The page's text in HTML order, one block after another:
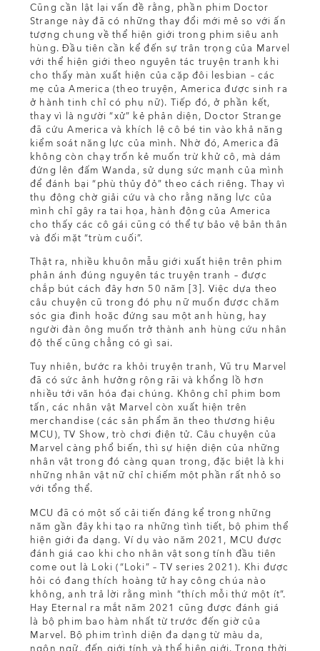
Cũng cần lật lại vấn đề rằng, phần phim Doctor
Strange này đã có những thay đổi mới mẻ so với ấn
tượng chung về thể hiện giới trong phim siêu anh
hùng. Đầu tiên cần kể đến sự trân trọng của Marvel
với thể hiện giới theo nguyên tác truyện tranh khi
cho thấy màn xuất hiện của cặp đôi lesbian – các
mẹ của America (theo truyện, America được sinh ra
ở hành tinh chỉ có phụ nữ). Tiếp đó, ở phần kết,
thay vì là người “xử” kẻ phản diện, Doctor Strange
đã cứu America và khích lệ cô bé tin vào khả năng
kiểm soát năng lực của mình. Nhờ đó, America đã
không còn chạy trốn kẻ muốn trừ khử cô, mà dám
đứng lên đấm Wanda, sử dụng sức mạnh của mình
để đánh bại “phù thủy đỏ” theo cách riêng. Thay vì
thụ động chờ giải cứu và cho rằng năng lực của
mình chỉ gây ra tai họa, hành động của America
cho thấy các cô gái cũng có thể tự bảo vệ bản thân
và đối mặt “trùm cuối”.
Thật ra, nhiều khuôn mẫu giới xuất hiện trên phim
phản ánh đúng nguyên tác truyện tranh – được
chắp bút cách đây hơn 50 năm [3]. Việc dựa theo
câu chuyện cũ trong đó phụ nữ muốn được chăm
sóc gia đình hoặc đứng sau một anh hùng, hay
người đàn ông muốn trở thành anh hùng cứu nhân
độ thế cũng chẳng có gì sai.
Tuy nhiên, bước ra khỏi truyện tranh, Vũ trụ Marvel
đã có sức ảnh hưởng rộng rãi và khổng lồ hơn
nhiều tới văn hóa đại chúng. Không chỉ phim bom
tấn, các nhân vật Marvel còn xuất hiện trên
merchandise (các sản phẩm ăn theo thương hiệu
MCU), TV Show, trò chơi điện tử. Câu chuyện của
Marvel càng phổ biến, thì sự hiện diện của những
nhân vật trong đó càng quan trọng, đặc biệt là khi
những nhân vật nữ chỉ chiếm một phần rất nhỏ so
với tổng thể.
MCU đã có một số cải tiến đáng kể trong những
năm gần đây khi tạo ra những tình tiết, bộ phim thể
hiện giới đa dạng. Ví dụ vào năm 2021, MCU được
đánh giá cao khi cho nhân vật song tính đầu tiên
come out là Loki (“Loki” – TV series 2021). Khi được
hỏi có đang thích hoàng tử hay công chúa nào
không, anh trả lời rằng mình “thích mỗi thứ một ít”.
Hay Eternal ra mắt năm 2021 cũng được đánh giá
là bộ phim bao hàm nhất từ trước đến giờ của
Marvel. Bộ phim trình diện đa dạng từ màu da,